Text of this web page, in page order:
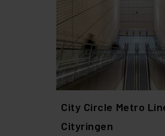
City Circle Metro
Cityringen